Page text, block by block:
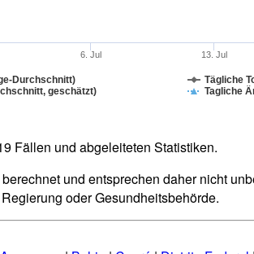
Durchschnitt)
Tägliche
geschätzt)
Tagliche
6. Jul 13. Jul
Fällen und abgeleiteten Statistiken.
und entsprechen daher nicht
oder Gesundheitsbehörde.